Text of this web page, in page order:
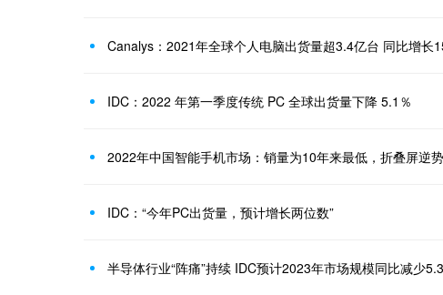
Canalys：2021年全球个人电脑出货量超3.4亿台 同比增长
IDC：2022 年第一季度传统 PC 全球出货量下降 5.1％
2022年中国智能手机市场：销量为10年来最低，折叠屏逆
IDC：“今年PC出货量，预计增长两位数”
半导体行业“阵痛”持续 IDC预计2023年市场规模同比减少